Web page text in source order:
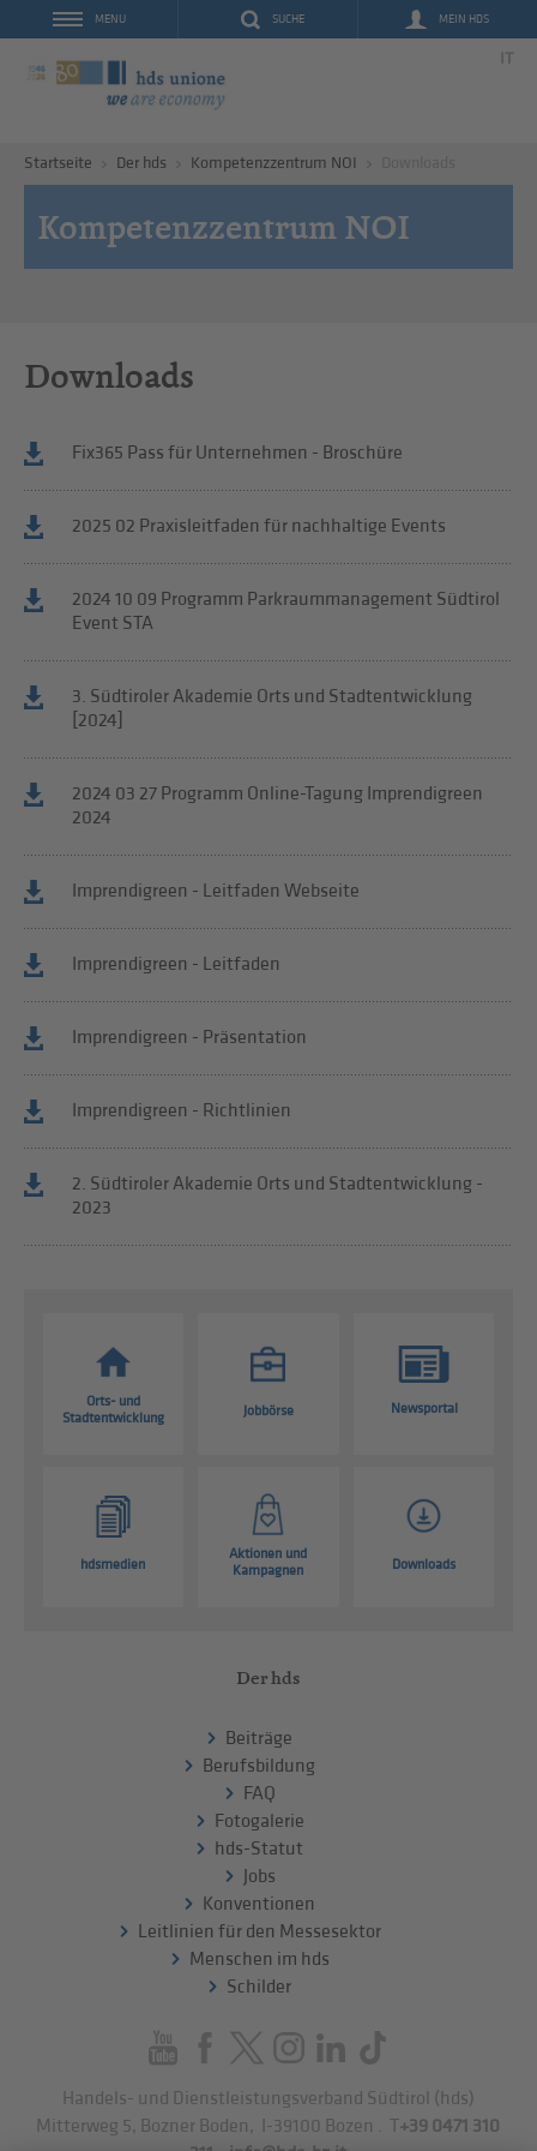
SUCHE MEIN HDS
MENU
IT
Startseite Der hds Kompetenzzentrum NOI
Kompetenzzentrum NOI
Downloads
Fix365 Pass für Unternehmen - Broschüre
2025 02 Praxisleitfaden für nachhaltige Events
2024 10 09 Programm Parkraummanagement Südtirol
Event STA
3. Südtiroler Akademie Orts und Stadtentwicklung
[2024]
2024 03 27 Programm Online-Tagung Imprendigreen
2024
Imprendigreen - Leitfaden Webseite
Imprendigreen - Leitfaden
Imprendigreen - Präsentation
Imprendigreen - Richtlinien
2. Südtiroler Akademie Orts und Stadtentwicklung -
2023
Orts- und
Stadtentwicklung
Jobbörse Newsportal
hdsmedien
Aktionen und
Kampagnen
Downloads
Der hds
Beiträge
Berufsbildung
FAQ
Fotogalerie
hds-Statut
Jobs
Konventionen
Leitlinien für den Messesektor
Menschen im hds
Schilder
Handels- und Dienstleistungsverband Südtirol (hds)
Mitterweg 5, Bozner Boden
I-39100 Bozen . T+39 0471 310